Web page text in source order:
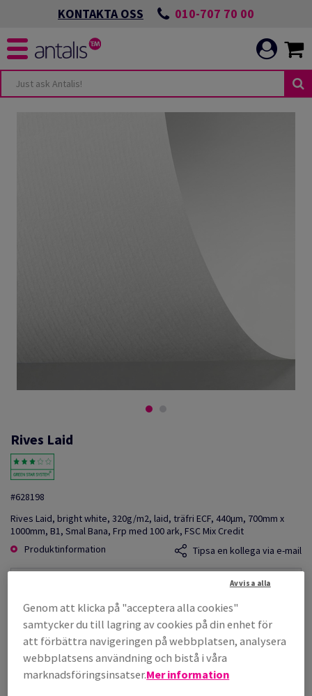
KONTAKTA OSS 010-707 70 00
Rives Laid
#628198
Rives Laid, bright white, 320g/m2, laid, träfri ECF, 440µm, 700mm x
1000mm, B1, Smal Bana, Frp med 100 ark, FSC Mix Credit
Produktinformation
Tipsa en kollega via e-mail
per 1 000 Sheet(s)
(224 kg )
I LAGER, LÄNGRE LEVERANS, FÖRVÄNTAT LEV.DATUM
17/08/2026
Vägledning om enheter
Genom att klicka på "acceptera alla cookies"
samtycker du till lagring av cookies på din enhet för
att förbättra navigeringen på webbplatsen, analysera
webbplatsens användning och bistå i våra
marknadsföringsinsatser.Mer information
Avvisa alla